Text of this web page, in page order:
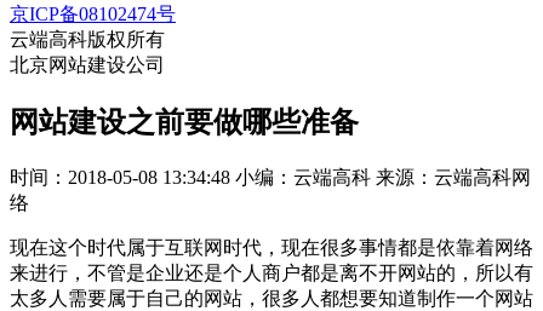
京ICP备08102474号
云端高科版权所有
北京网站建设公司
网站建设之前要做哪些准备
时间：2018-05-08 13:34:48 小编：云端高科 来源：云端高科网
络
现在这个时代属于互联网时代，现在很多事情都是依靠着网络
来进行，不管是企业还是个人商户都是离不开网站的，所以有
太多人需要属于自己的网站，很多人都想要知道制作一个网站